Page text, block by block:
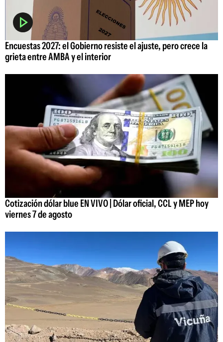
Encuestas 2027: el Gobierno resiste el ajuste, pero crece la
grieta entre AMBA y el interior
Cotización dólar blue EN VIVO | Dólar oficial, CCL y MEP hoy
viernes 7 de agosto